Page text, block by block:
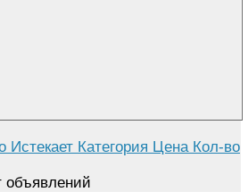
Истекает Категория Цена Кол-во
объявлений